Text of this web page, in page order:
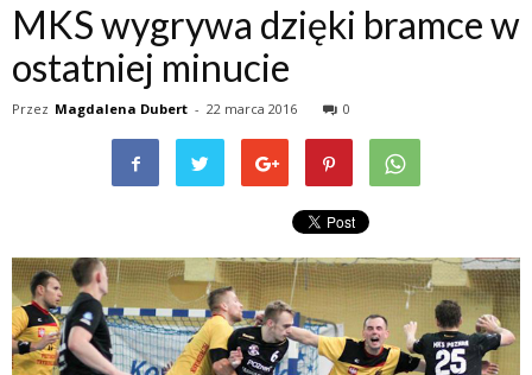
MKS wygrywa dzięki bramce w
ostatniej minucie
Przez Magdalena Dubert - 22 marca 2016 0